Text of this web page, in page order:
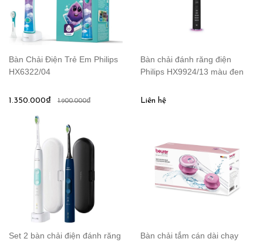
Bàn Chải Điện Trẻ Em Philips
HX6322/04
1.350.000₫ 1.900.000₫
Bàn chải đánh răng điện
Philips HX9924/13 màu đen
Liên hệ
Set 2 bàn chải điện đánh răng
Bàn chải tắm cán dài chạy